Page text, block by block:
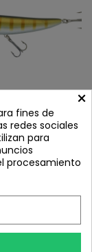
STICK 100MM
BLUEGILL
Review(s):
STICK 100 es un
de superficie
perfecta
en el lance,
×
fines de
redes sociales
para
procesamiento